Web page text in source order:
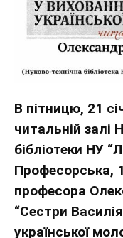
В пітницю, 21
читальній залі
бібліотеки НУ
Професорська,
професора
“Сестри
української